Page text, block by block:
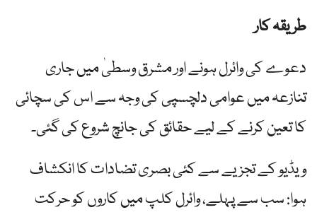
طریقہ کار
دعوے کی وائرل ہونے اور مشرق وسطیٰ میں جاری
تنازعہ میں عوامی دلچسپی کی وجہ سے اس کی سچائی
کا تعین کرنے کے لیے حقائق کی جانچ شروع کی گئی۔
ویڈیو کے تجزیے سے کئی بصری تضادات کا انکشاف
ہوا: سب سے پہلے، وائرل کلپ میں کاروں کو حرکت